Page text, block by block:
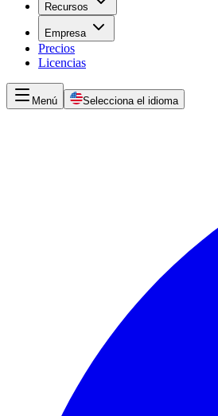
Recursos
Empresa
Precios
Licencias
Menú Selecciona el idioma